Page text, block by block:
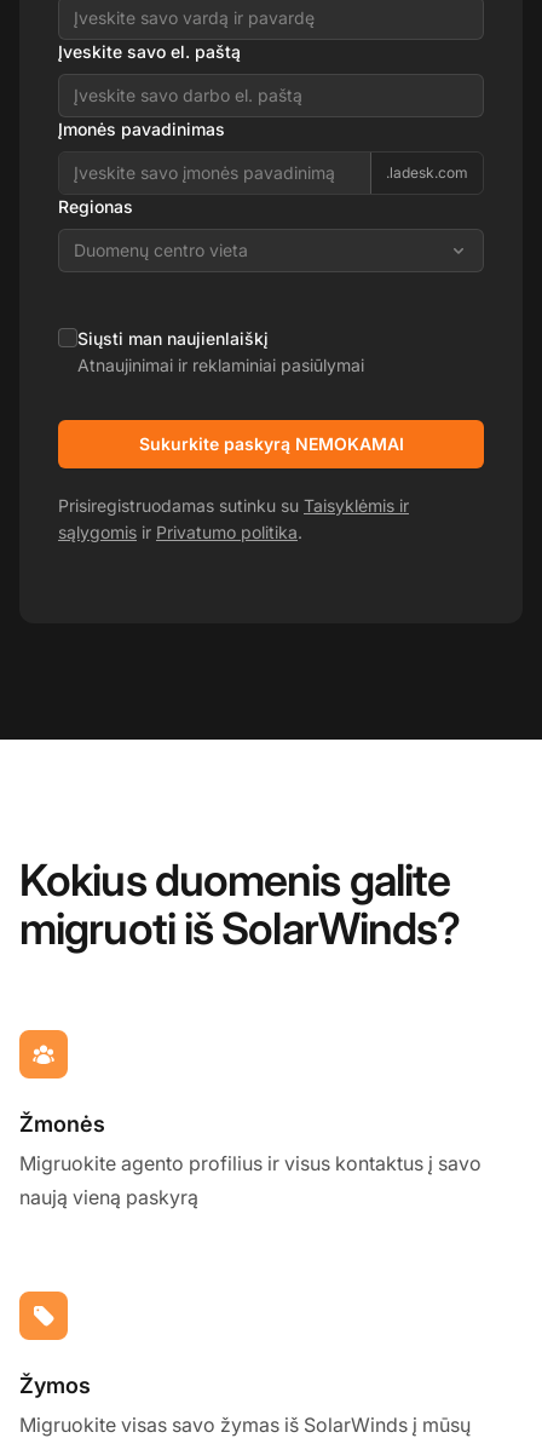
Įveskite savo el. paštą
Įmonės pavadinimas
.ladesk.com
Regionas
Duomenų centro vieta
Siųsti man naujienlaiškį
Atnaujinimai ir reklaminiai pasiūlymai
Sukurkite paskyrą NEMOKAMAI
Prisiregistruodamas sutinku su Taisyklėmis ir
sąlygomis ir Privatumo politika.
Kokius duomenis galite
migruoti iš SolarWinds?
Žmonės
Migruokite agento profilius ir visus kontaktus į savo
naują vieną paskyrą
Žymos
Migruokite visas savo žymas iš SolarWinds į mūsų